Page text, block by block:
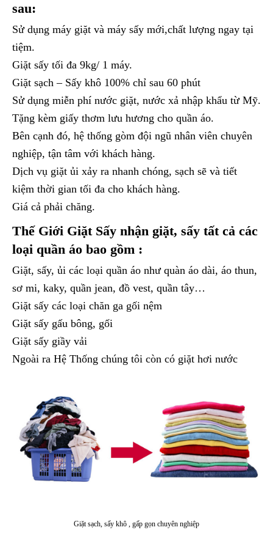
sau:
Sử dụng máy giặt và máy sấy mới,chất lượng ngay tại
tiệm.
Giặt sấy tối đa 9kg/ 1 máy.
Giặt sạch – Sấy khô 100% chỉ sau 60 phút
Sử dụng miễn phí nước giặt, nước xả nhập khẩu từ Mỹ.
Tặng kèm giấy thơm lưu hương cho quần áo.
Bên cạnh đó, hệ thống gòm đội ngũ nhân viên chuyên
nghiệp, tận tâm với khách hàng.
Dịch vụ giặt ủi xảy ra nhanh chóng, sạch sẽ và tiết
kiệm thời gian tối đa cho khách hàng.
Giá cả phải chăng.
Thế Giới Giặt Sấy nhận giặt, sấy tất cả các
loại quần áo bao gồm :
Giặt, sấy, ủi các loại quần áo như quàn áo dài, áo thun,
sơ mi, kaky, quần jean, đồ vest, quần tây…
Giặt sấy các loại chăn ga gối nệm
Giặt sấy gấu bông, gối
Giặt sấy giầy vải
Ngoài ra Hệ Thống chúng tôi còn có giặt hơi nước
Giặt sạch, sấy khô , gấp gọn chuyên nghiệp